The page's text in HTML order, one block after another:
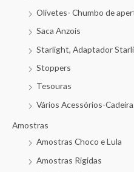
Olivetes- Chumbo de
Saca Anzois
Starlight, Adaptador
Stoppers
Tesouras
Vários Acessórios-
Amostras
Amostras Choco e Lula
Amostras Rigidas